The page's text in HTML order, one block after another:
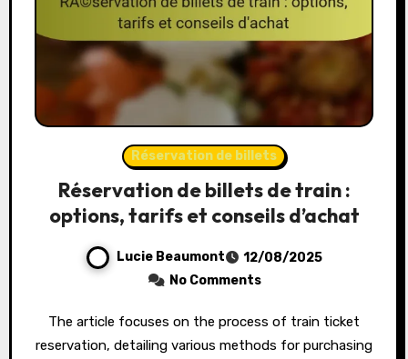
Réservation de billets
Réservation de billets de train :
options, tarifs et conseils d’achat
Lucie Beaumont
12/08/2025
No Comments
The article focuses on the process of train ticket
reservation, detailing various methods for purchasing